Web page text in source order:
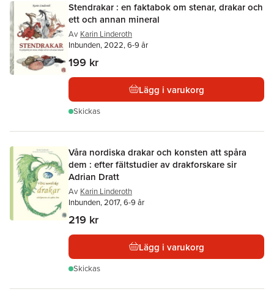
Stendrakar : en faktabok om stenar, drakar och
ett och annan mineral
Av Karin Linderoth
Inbunden, 2022, 6-9 år
199 kr
Lägg i varukorg
Skickas
Våra nordiska drakar och konsten att spåra
dem : efter fältstudier av drakforskare sir
Adrian Dratt
Av Karin Linderoth
Inbunden, 2017, 6-9 år
219 kr
Lägg i varukorg
Skickas